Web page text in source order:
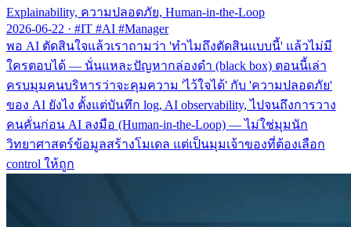
Explainability, ความปลอดภัย, Human-in-the-Loop
2026-06-22 · #IT #AI #Manager
พอ AI ตัดสินใจแล้วเราถามว่า 'ทำไมถึงตัดสินแบบนี้' แล้วไม่มี
ใครตอบได้ — นั่นแหละปัญหากล่องดำ (black box) ตอนนี้เล่า
ครบมุมคนบริหารว่าจะคุมความ 'ไว้ใจได้' กับ 'ความปลอดภัย'
ของ AI ยังไง ตั้งแต่บันทึก log, AI observability, ไปจนถึงการวาง
คนคั่นก่อน AI ลงมือ (Human-in-the-Loop) — ไม่ใช่มุมนัก
วิทยาศาสตร์ข้อมูลสร้างโมเดล แต่เป็นมุมเจ้าของที่ต้องเลือก
control ให้ถูก